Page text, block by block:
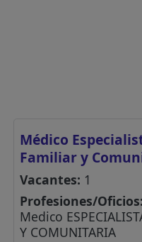
Médico
Familiar y
Vacantes: 1
Profesiones/Oficios:
Medico
Y COMUNITARIA